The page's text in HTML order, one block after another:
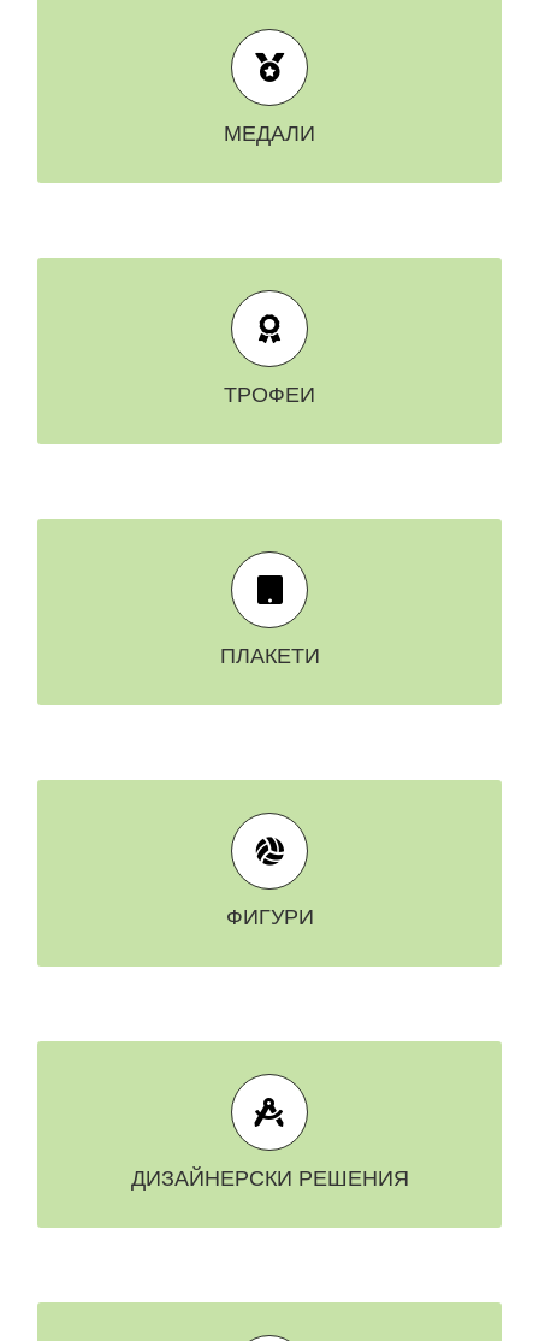
МЕДАЛИ
РАЗГЛЕДАЙ ВСИЧКИ
МЕДАЛИ
ТРОФЕИ
РАЗГЛЕДАЙ ВСИЧКИ
ТРОФЕИ И РОЗЕТКИ
ПЛАКЕТИ
РАЗГЛЕДАЙ ВСИЧКИ
ПЛАКЕТИ
ФИГУРИ
РАЗГЛЕДАЙ ВСИЧКИ
ФИГУРИ
ДИЗАЙНЕРСКИ РЕШЕНИЯ
РАЗГЛЕДАЙ ВСИЧКИ
ДИЗАЙНЕРСКИ РЕШЕНИЯ